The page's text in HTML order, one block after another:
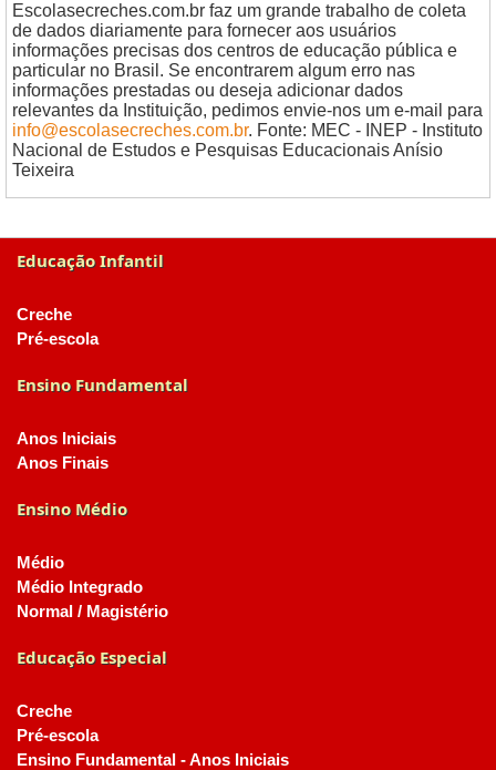
Escolasecreches.com.br faz um grande trabalho de coleta
de dados diariamente para fornecer aos usuários
informações precisas dos centros de educação pública e
particular no Brasil. Se encontrarem algum erro nas
informações prestadas ou deseja adicionar dados
relevantes da Instituição, pedimos envie-nos um e-mail para
info@escolasecreches.com.br. Fonte: MEC - INEP - Instituto
Nacional de Estudos e Pesquisas Educacionais Anísio
Teixeira
Educação Infantil
Creche
Pré-escola
Ensino Fundamental
Anos Iniciais
Anos Finais
Ensino Médio
Médio
Médio Integrado
Normal / Magistério
Educação Especial
Creche
Pré-escola
Ensino Fundamental - Anos Iniciais